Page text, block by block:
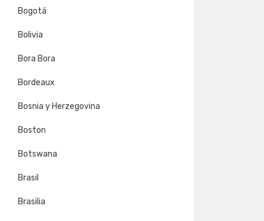
Bogotá
Bolivia
Bora Bora
Bordeaux
Bosnia y Herzegovina
Boston
Botswana
Brasil
Brasilia